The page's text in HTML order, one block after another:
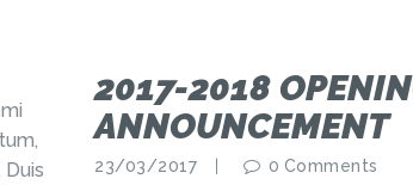
2017-2018
ANNOUNCEMENT
23/03/2017 0 Comments